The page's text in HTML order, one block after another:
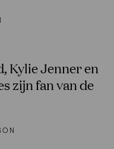
Kylie Jenner en
zijn fan van de